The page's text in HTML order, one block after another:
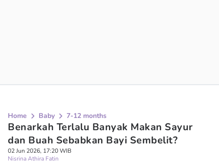
Home Baby 7-12 months
Benarkah Terlalu Banyak Makan Sayur
dan Buah Sebabkan Bayi Sembelit?
02 Jun 2026, 17:20 WIB
Nisrina Athira Fatin